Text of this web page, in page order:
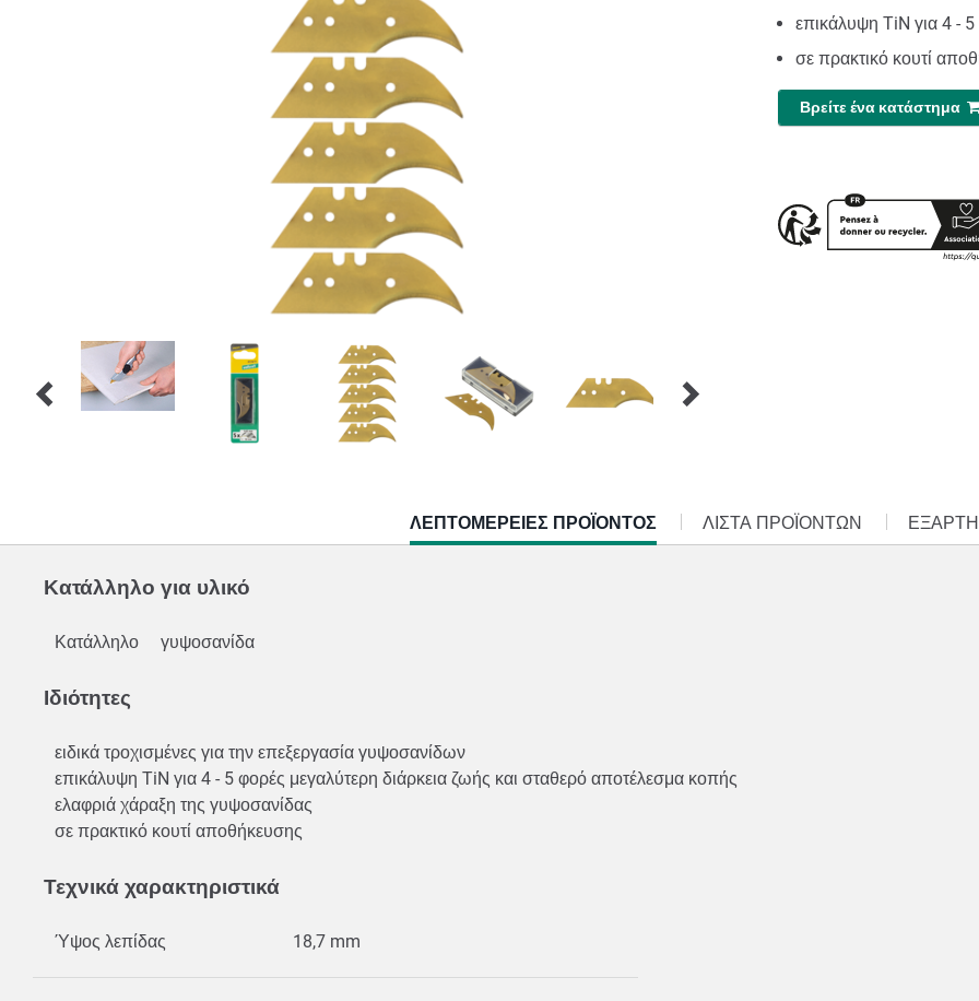
επικάλυψη TiN για 4 -
σε πρακτικό κουτί
Βρείτε ένα κατάστημα
CURRENT
TAB:
ΛΕΠΤΟΜΈΡΕΙΕΣ ΠΡΟΪΌΝΤΟΣ ΛΊΣΤΑ ΠΡΟΪΌΝΤΩΝ
Κατάλληλο για υλικό
Κατάλληλο γυψοσανίδα
Ιδιότητες
ειδικά τροχισμένες για την επεξεργασία γυψοσανίδων
επικάλυψη TiN για 4 - 5 φορές μεγαλύτερη διάρκεια ζωής και σταθερό αποτέλεσμα κοπής
ελαφριά χάραξη της γυψοσανίδας
σε πρακτικό κουτί αποθήκευσης
Τεχνικά χαρακτηριστικά
Ύψος λεπίδας 18,7 mm